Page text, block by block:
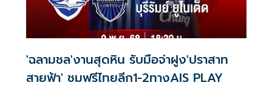
'ฉลามชล'งานสุดหิน รับมือจ่าฝูง'ปราสาท
สายฟ้า' ชมฟรีไทยลีก1-2ทางAIS PLAY